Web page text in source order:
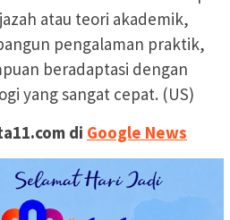
atau teori akademik,
pengalaman praktik,
beradaptasi dengan
yang sangat cepat. (US)
di Google News